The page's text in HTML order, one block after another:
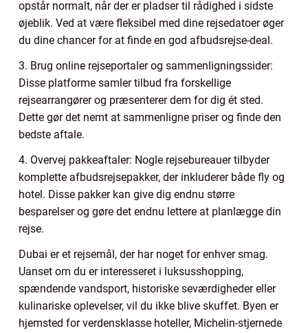
opstår normalt, når der er pladser til rådighed i sidste
øjeblik. Ved at være fleksibel med dine rejsedatoer øger
du dine chancer for at finde en god afbudsrejse-deal.
3. Brug online rejseportaler og sammenligningssider:
Disse platforme samler tilbud fra forskellige
rejsearrangører og præsenterer dem for dig ét sted.
Dette gør det nemt at sammenligne priser og finde den
bedste aftale.
4. Overvej pakkeaftaler: Nogle rejsebureauer tilbyder
komplette afbudsrejsepakker, der inkluderer både fly og
hotel. Disse pakker kan give dig endnu større
besparelser og gøre det endnu lettere at planlægge din
rejse.
Dubai er et rejsemål, der har noget for enhver smag.
Uanset om du er interesseret i luksusshopping,
spændende vandsport, historiske seværdigheder eller
kulinariske oplevelser, vil du ikke blive skuffet. Byen er
hjemsted for verdensklasse hoteller, Michelin-stjernede